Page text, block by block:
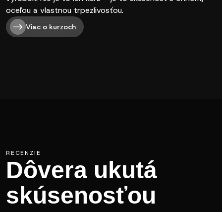
oceľou a vlastnou trpezlivosťou.
Viac o kurzoch
RECENZIE
Dôvera ukutá
skúsenosťou